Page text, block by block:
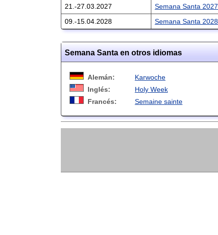
21.-27.03.2027
Semana Santa 2027
09.-15.04.2028
Semana Santa 2028
Semana Santa en otros idiomas
Alemán:
Karwoche
Inglés:
Holy Week
Francés:
Semaine sainte